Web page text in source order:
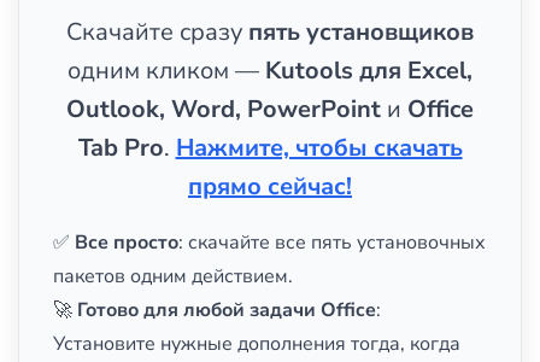
Скачайте сразу пять установщиков
одним кликом — Kutools для Excel,
Outlook, Word, PowerPoint и Office
Tab Pro. Нажмите, чтобы скачать
прямо сейчас!
✅ Все просто: скачайте все пять установочных
пакетов одним действием.
🚀 Готово для любой задачи Office:
Установите нужные дополнения тогда, когда